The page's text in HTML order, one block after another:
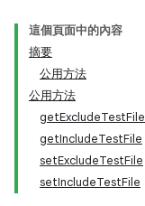
這個頁面中的內容
摘要
公用方法
公用方法
getExcludeTestFile
getIncludeTestFile
setExcludeTestFile
setIncludeTestFile